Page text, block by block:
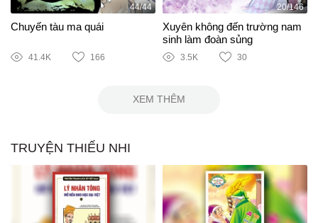
44/44
Chuyến tàu ma quái
41.4K 166
20/146
Xuyên không đến trường nam
sinh làm đoàn sủng
3.5K 30
XEM THÊM
TRUYỆN THIẾU NHI